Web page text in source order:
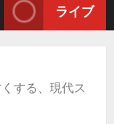
ライブ
する、現代ス